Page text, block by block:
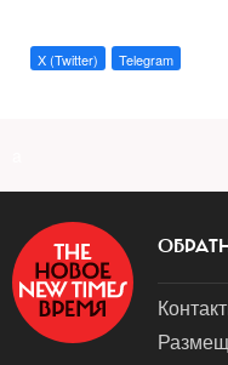
X (Twitter) Telegram